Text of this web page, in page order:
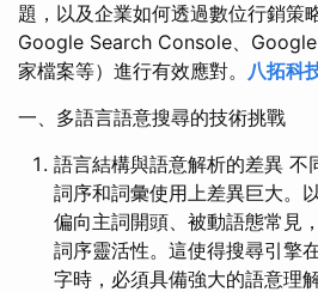
題，以及企業如何透過數位行銷策
Google Search Console、
家檔案等）進行有效應對。 八拓科
一、多語言語意搜尋的技術挑戰
語言結構與語意解析的差異 不
詞序和詞彙使用上差異巨大。
偏向主詞開頭、被動語態常見
詞序靈活性。這使得搜尋引擎
字時，必須具備強大的語意理